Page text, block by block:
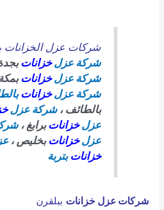
شركات عزل الخزانات
شركة عزلخزانات
شركة عزلخزانات
شركة عزلخزانات
بالطائف ،شركة عزل
عزلخزاناتبرابغ ،
عزلخزاناتبخليص ،
خزاناتبتربة
شركات عزل خزانات ببلقرن